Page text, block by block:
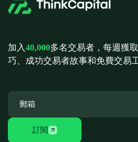
加入40,000多名交易者，每週獲
巧、成功交易者故事和免費交易
訂閱